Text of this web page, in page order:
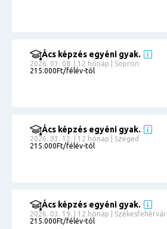
Ács képzés egyéni gyak.
2026. 03. 08. | 12 hónap | Sopron
215.000Ft/félév-tól
Ács képzés egyéni gyak.
2026. 03. 12. | 12 hónap | Szeged
215.000Ft/félév-tól
Ács képzés egyéni gyak.
2026. 03. 19. | 12 hónap | Székesfehérvár
215.000Ft/félév-tól